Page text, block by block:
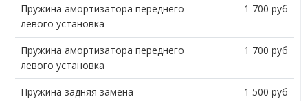
Пружина амортизатора переднего
левого установка
1 700 руб
Пружина амортизатора переднего
левого установка
1 700 руб
Пружина задняя замена 1 500 руб